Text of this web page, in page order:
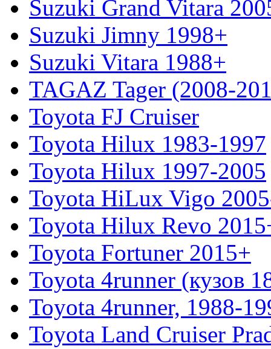
Suzuki Grand Vitara
Suzuki Jimny 1998+
Suzuki Vitara 1988+
TAGAZ Tager (2008-
Toyota FJ Cruiser
Toyota Hilux 1983-1997
Toyota Hilux 1997-2005
Toyota HiLux Vigo
Toyota Hilux Revo
Toyota Fortuner 2015+
Toyota 4runner (кузов
Toyota 4runner, 1988-
Toyota Land Cruiser